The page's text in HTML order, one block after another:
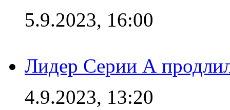
5.9.2023, 16:00
Лидер Серии А
4.9.2023, 13:20